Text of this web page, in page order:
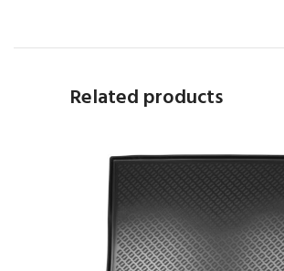
Related products